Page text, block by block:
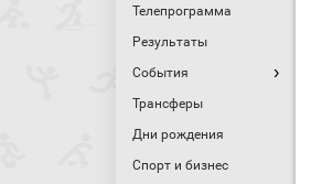
Телепрограмма
Результаты
События
Трансферы
Дни рождения
Спорт и бизнес